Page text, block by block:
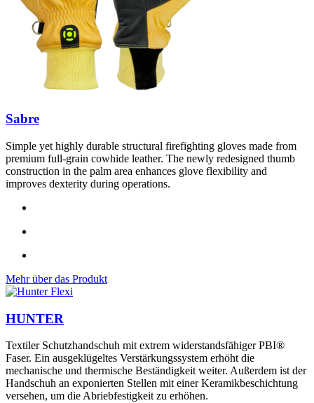
Sabre
Simple yet highly durable structural firefighting gloves made from
premium full-grain cowhide leather. The newly redesigned thumb
construction in the palm area enhances glove flexibility and
improves dexterity during operations.
Mehr über das Produkt
HUNTER
Textiler Schutzhandschuh mit extrem widerstandsfähiger PBI®
Faser. Ein ausgeklügeltes Verstärkungssystem erhöht die
mechanische und thermische Beständigkeit weiter. Außerdem ist der
Handschuh an exponierten Stellen mit einer Keramikbeschichtung
versehen, um die Abriebfestigkeit zu erhöhen.